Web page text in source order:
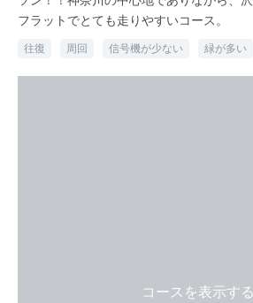
フラットでとても走りやすいコース。
往復 周回 信号機が少ない 緑が多い
コースを表示する